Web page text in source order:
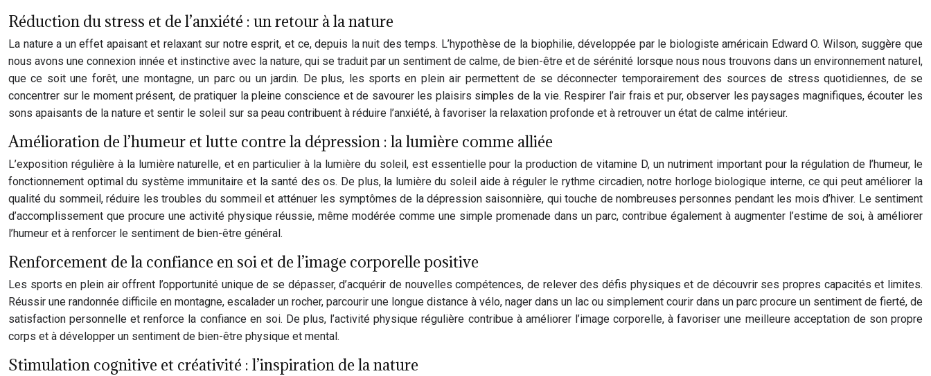
Réduction du stress et de l’anxiété : un retour à la nature
La nature a un effet apaisant et relaxant sur notre esprit, et ce, depuis la nuit des temps. L’hypothèse de la biophilie, développée par le biologiste américain Edward O. Wilson, suggère que
nous avons une connexion innée et instinctive avec la nature, qui se traduit par un sentiment de calme, de bien-être et de sérénité lorsque nous nous trouvons dans un environnement naturel,
que ce soit une forêt, une montagne, un parc ou un jardin. De plus, les sports en plein air permettent de se déconnecter temporairement des sources de stress quotidiennes, de se
concentrer sur le moment présent, de pratiquer la pleine conscience et de savourer les plaisirs simples de la vie. Respirer l’air frais et pur, observer les paysages magnifiques, écouter les
sons apaisants de la nature et sentir le soleil sur sa peau contribuent à réduire l’anxiété, à favoriser la relaxation profonde et à retrouver un état de calme intérieur.
Amélioration de l’humeur et lutte contre la dépression : la lumière comme alliée
L’exposition régulière à la lumière naturelle, et en particulier à la lumière du soleil, est essentielle pour la production de vitamine D, un nutriment important pour la régulation de l’humeur, le
fonctionnement optimal du système immunitaire et la santé des os. De plus, la lumière du soleil aide à réguler le rythme circadien, notre horloge biologique interne, ce qui peut améliorer la
qualité du sommeil, réduire les troubles du sommeil et atténuer les symptômes de la dépression saisonnière, qui touche de nombreuses personnes pendant les mois d’hiver. Le sentiment
d’accomplissement que procure une activité physique réussie, même modérée comme une simple promenade dans un parc, contribue également à augmenter l’estime de soi, à améliorer
l’humeur et à renforcer le sentiment de bien-être général.
Renforcement de la confiance en soi et de l’image corporelle positive
Les sports en plein air offrent l’opportunité unique de se dépasser, d’acquérir de nouvelles compétences, de relever des défis physiques et de découvrir ses propres capacités et limites.
Réussir une randonnée difficile en montagne, escalader un rocher, parcourir une longue distance à vélo, nager dans un lac ou simplement courir dans un parc procure un sentiment de fierté, de
satisfaction personnelle et renforce la confiance en soi. De plus, l’activité physique régulière contribue à améliorer l’image corporelle, à favoriser une meilleure acceptation de son propre
corps et à développer un sentiment de bien-être physique et mental.
Stimulation cognitive et créativité : l’inspiration de la nature